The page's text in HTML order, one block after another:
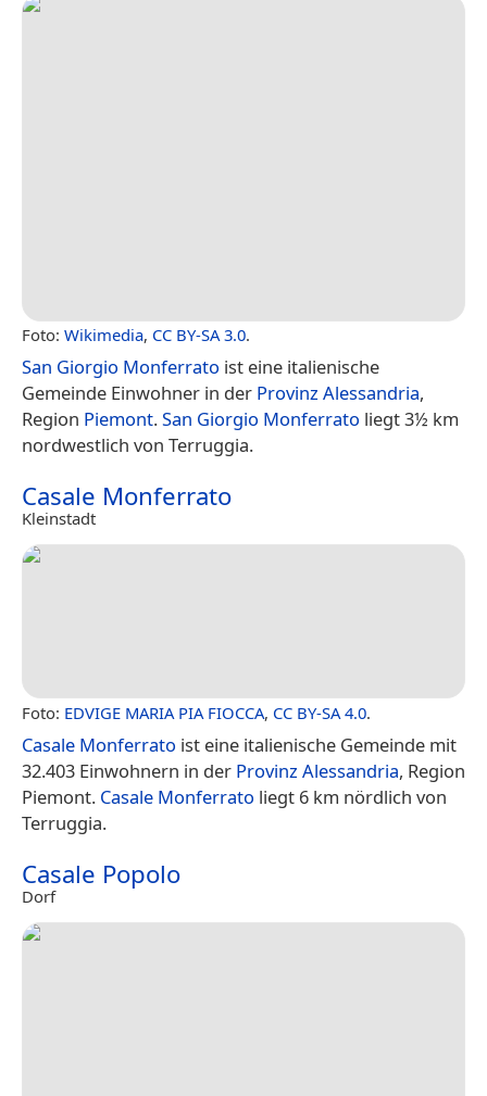
Foto: Wikimedia, CC BY-SA 3.0.
San Giorgio Monferrato ist eine italienische
Gemeinde Einwohner in der Provinz Alessandria,
Region Piemont.San Giorgio Monferrato liegt 3½ km
nordwestlich von Terruggia.
Casale Monferrato
Kleinstadt
Foto: EDVIGE MARIA PIA FIOCCA, CC BY-SA 4.0.
Casale Monferrato ist eine italienische Gemeinde mit
32.403 Einwohnern in der Provinz Alessandria, Region
Piemont. Casale Monferrato liegt 6 km nördlich von
Terruggia.
Casale Popolo
Dorf